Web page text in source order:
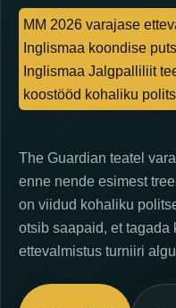
MM 2026 varajase
Inglismaa koondise
Inglismaa Jalgpalliliit
koostööd kohaliku
The Guardian teatel
enne nende esimest
on viidud kohaliku
otsib saapaid, et tagada
ettevalmistus turniiri